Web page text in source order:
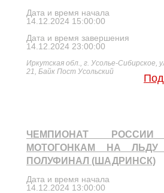
Дата и время начала
14.12.2024 15:00:00
Дата и время завершения
14.12.2024 23:00:00
Иркутская обл., г. Усолье-Сибирское,
21, Байк Пост Усольский
ЧЕМПИОНАТ
МОТОГОНКАМ НА ЛЬДУ
ПОЛУФИНАЛ (ШАДРИНСК)
Дата и время начала
14.12.2024 13:00:00